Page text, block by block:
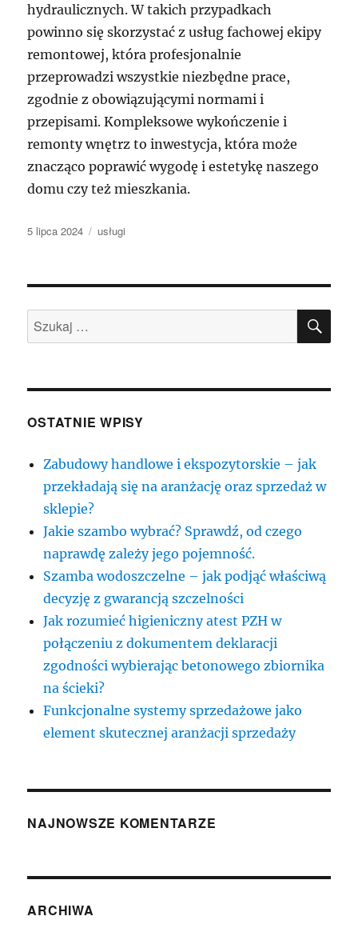
hydraulicznych. W takich przypadkach
powinno się skorzystać z usług fachowej ekipy
remontowej, która profesjonalnie
przeprowadzi wszystkie niezbędne prace,
zgodnie z obowiązującymi normami i
przepisami. Kompleksowe wykończenie i
remonty wnętrz to inwestycja, która może
znacząco poprawić wygodę i estetykę naszego
domu czy też mieszkania.
Data
5 lipca 2024 Kategorie
usługi
Szukaj:
OSTATNIE WPISY
Zabudowy handlowe i ekspozytorskie – jak
przekładają się na aranżację oraz sprzedaż w
sklepie?
Jakie szambo wybrać? Sprawdź, od czego
naprawdę zależy jego pojemność.
Szamba wodoszczelne – jak podjąć właściwą
decyzję z gwarancją szczelności
Jak rozumieć higieniczny atest PZH w
połączeniu z dokumentem deklaracji
zgodności wybierając betonowego zbiornika
na ścieki?
Funkcjonalne systemy sprzedażowe jako
element skutecznej aranżacji sprzedaży
NAJNOWSZE KOMENTARZE
ARCHIWA